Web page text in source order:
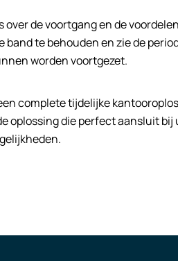
de voortgang en de
te behouden en zie de
worden voortgezet.
complete tijdelijke
oplossing die perfect aansluit